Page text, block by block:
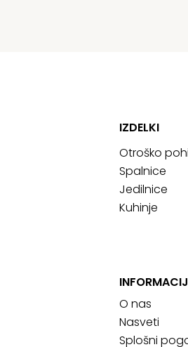
IZDELKI
Otroško
Spalnice
Jedilnice
Kuhinje
O nas
Nasveti
Splošni